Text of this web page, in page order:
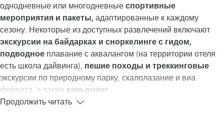
однодневные или многодневные спортивные
мероприятия и пакеты, адаптированные к каждому
сезону. Некоторые из доступных развлечений включают
экскурсии на байдарках и сноркелинге с гидом,
подводное плавание с аквалангом (на территории отеля
есть школа дайвинга), пешие походы и треккинговые
экскурсии по природному парку, скалолазание и виа
феррата, а также каньонинг.
Продолжить читать